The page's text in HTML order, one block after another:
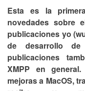
Esta es la
novedades sobre
publicaciones yo
de desarrollo de
publicaciones
XMPP en
mejoras a MacOS,